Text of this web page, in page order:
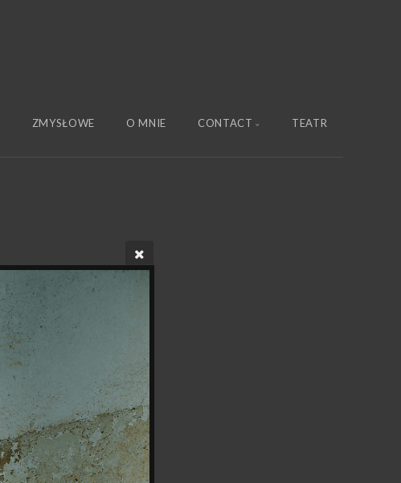
ZMYSŁOWE O MNIE CONTACT TEATR